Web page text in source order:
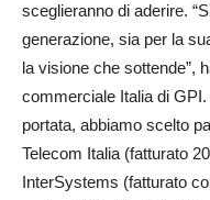
sceglieranno di aderire.
generazione, sia per la
la visione che sottende”,
commerciale Italia di
portata, abbiamo scelto
Telecom Italia (fatturato
InterSystems (fatturato